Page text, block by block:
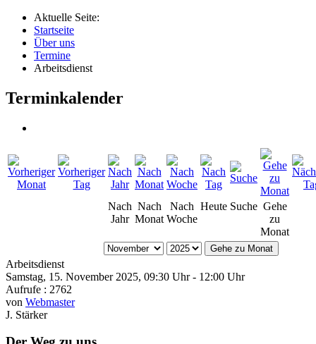
Aktuelle Seite:
Startseite
Über uns
Termine
Arbeitsdienst
Terminkalender
Nach
Jahr
Nach
Monat
Nach
Woche
Heute Suche Gehe
zu
Monat
Gehe zu Monat
Arbeitsdienst
Samstag, 15. November 2025, 09:30 Uhr - 12:00 Uhr
Aufrufe : 2762
von Webmaster
J. Stärker